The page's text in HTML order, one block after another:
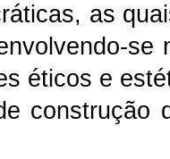
as
éticos e
construção